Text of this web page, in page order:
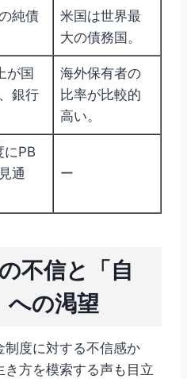
純債
米国は世界最
大の債務国。
が国
銀行
海外保有者の
比率が比較的
高い。
PB
通
ー
不信と「自
への渇望
制度に対する不信感か
き方を模索する声も目立